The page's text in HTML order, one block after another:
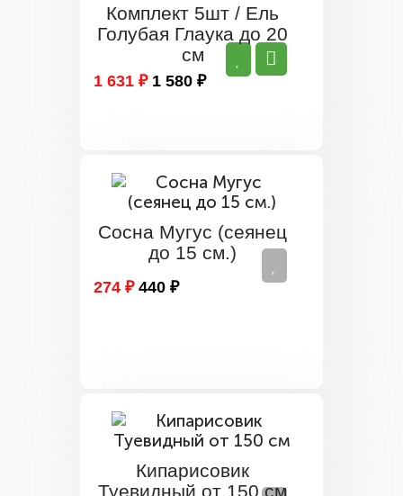
Комплект 5шт / Ель
Голубая Глаука до 20
см
1 631 ₽ 1 580 ₽
Сосна Мугус (сеянец
до 15 см.)
274 ₽ 440 ₽
Кипарисовик
Туевидный от 150 см